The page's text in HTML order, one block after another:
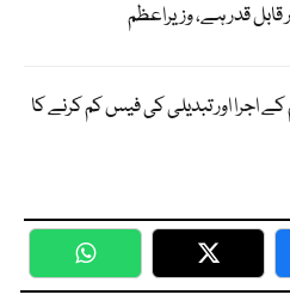
قابل قدر ہے، وزیراعظم
اجرا اور تبدیلی کی فیس کم کرنے کا
WhatsApp Twitter